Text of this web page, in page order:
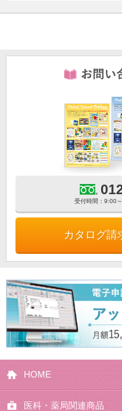
受付時間：9:00
カタログ請
HOME
医科・薬局関連商品